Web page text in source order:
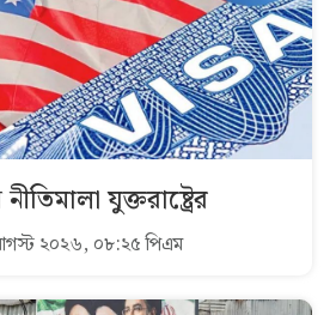
যুক্তরাষ্ট্রের
২০২৬, ০৮:২৫ পিএম